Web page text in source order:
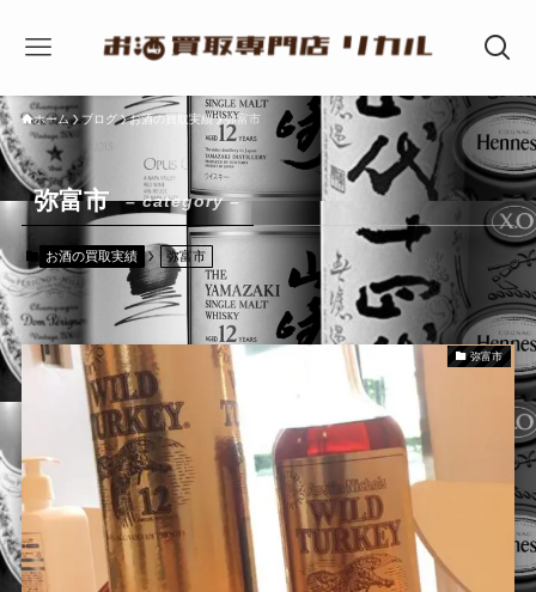
ホーム ブログ お酒の買取実績 弥富市
弥富市 – category –
お酒の買取実績 弥富市
弥富市